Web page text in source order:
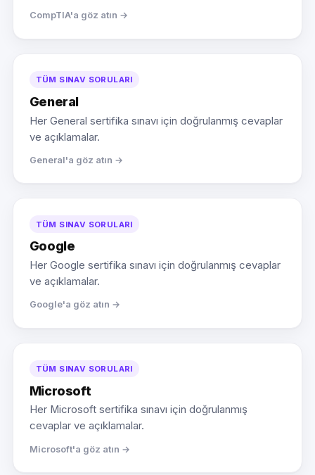
CompTIA'a göz atın →
TÜM SINAV SORULARI
General
Her General sertifika sınavı için doğrulanmış cevaplar
ve açıklamalar.
General'a göz atın →
TÜM SINAV SORULARI
Google
Her Google sertifika sınavı için doğrulanmış cevaplar
ve açıklamalar.
Google'a göz atın →
TÜM SINAV SORULARI
Microsoft
Her Microsoft sertifika sınavı için doğrulanmış
cevaplar ve açıklamalar.
Microsoft'a göz atın →